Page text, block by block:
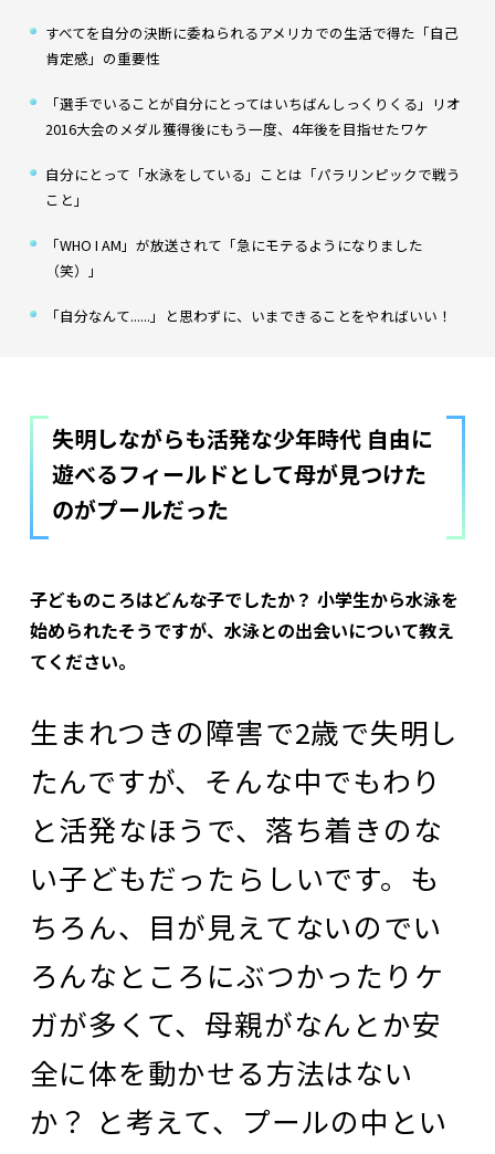
すべてを自分の決断に委ねられるアメリカでの生活で得た「自己
肯定感」の重要性
「選手でいることが自分にとってはいちばんしっくりくる」――リオ
2016大会のメダル獲得後にもう一度、4年後を目指せたワケ
自分にとって「水泳をしている」ことは「パラリンピックで戦う
こと」
「WHO I AM」が放送されて「急にモテるようになりました
（笑）」
「自分なんて......」と思わずに、いまできることをやればいい！
失明しながらも活発な少年時代 自由に
遊べるフィールドとして母が見つけた
のがプールだった
――子どものころはどんな子でしたか？ 小学生から水泳を
始められたそうですが、水泳との出会いについて教え
てください。
生まれつきの障害で2歳で失明し
たんですが、そんな中でもわり
と活発なほうで、落ち着きのな
い子どもだったらしいです。も
ちろん、目が見えてないのでい
ろんなところにぶつかったりケ
ガが多くて、母親がなんとか安
全に体を動かせる方法はない
か？ と考えて、プールの中とい